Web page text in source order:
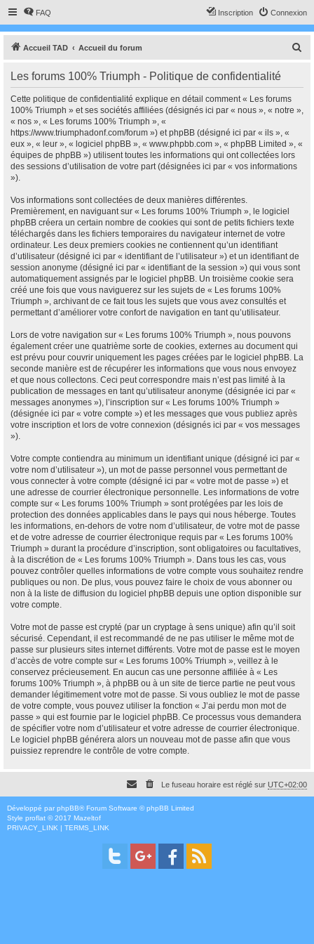
FAQ Connexion
Inscription
Accueil TAD Accueil du forum
e
Les forums 100% Triumph - Politique de confidentialité
Cette politique de confidentialité explique en détail comment « Les forums
100% Triumph » et ses sociétés affiliées (désignés ici par « nous », « notre »,
« nos », « Les forums 100% Triumph », «
https://www.triumphadonf.com/forum ») et phpBB (désigné ici par « ils », «
eux », « leur », « logiciel phpBB », « www.phpbb.com », « phpBB Limited », «
équipes de phpBB ») utilisent toutes les informations qui ont collectées lors
des sessions d’utilisation de votre part (désignées ici par « vos informations
»).
Vos informations sont collectées de deux manières différentes.
Premièrement, en naviguant sur « Les forums 100% Triumph », le logiciel
phpBB créera un certain nombre de cookies qui sont de petits fichiers texte
téléchargés dans les fichiers temporaires du navigateur internet de votre
ordinateur. Les deux premiers cookies ne contiennent qu’un identifiant
d’utilisateur (désigné ici par « identifiant de l’utilisateur ») et un identifiant de
session anonyme (désigné ici par « identifiant de la session ») qui vous sont
automatiquement assignés par le logiciel phpBB. Un troisième cookie sera
créé une fois que vous naviguerez sur les sujets de « Les forums 100%
Triumph », archivant de ce fait tous les sujets que vous avez consultés et
permettant d’améliorer votre confort de navigation en tant qu’utilisateur.
Lors de votre navigation sur « Les forums 100% Triumph », nous pouvons
également créer une quatrième sorte de cookies, externes au document qui
est prévu pour couvrir uniquement les pages créées par le logiciel phpBB. La
seconde manière est de récupérer les informations que vous nous envoyez
et que nous collectons. Ceci peut correspondre mais n’est pas limité à la
publication de messages en tant qu’utilisateur anonyme (désignée ici par «
messages anonymes »), l’inscription sur « Les forums 100% Triumph »
(désignée ici par « votre compte ») et les messages que vous publiez après
votre inscription et lors de votre connexion (désignés ici par « vos messages
»).
Votre compte contiendra au minimum un identifiant unique (désigné ici par «
votre nom d’utilisateur »), un mot de passe personnel vous permettant de
vous connecter à votre compte (désigné ici par « votre mot de passe ») et
une adresse de courrier électronique personnelle. Les informations de votre
compte sur « Les forums 100% Triumph » sont protégées par les lois de
protection des données applicables dans le pays qui nous héberge. Toutes
les informations, en-dehors de votre nom d’utilisateur, de votre mot de passe
et de votre adresse de courrier électronique requis par « Les forums 100%
Triumph » durant la procédure d’inscription, sont obligatoires ou facultatives,
à la discrétion de « Les forums 100% Triumph ». Dans tous les cas, vous
pouvez contrôler quelles informations de votre compte vous souhaitez rendre
publiques ou non. De plus, vous pouvez faire le choix de vous abonner ou
non à la liste de diffusion du logiciel phpBB depuis une option disponible sur
votre compte.
Votre mot de passe est crypté (par un cryptage à sens unique) afin qu’il soit
sécurisé. Cependant, il est recommandé de ne pas utiliser le même mot de
passe sur plusieurs sites internet différents. Votre mot de passe est le moyen
d’accès de votre compte sur « Les forums 100% Triumph », veillez à le
conservez précieusement. En aucun cas une personne affiliée à « Les
forums 100% Triumph », à phpBB ou à un site de tierce partie ne peut vous
demander légitimement votre mot de passe. Si vous oubliez le mot de passe
de votre compte, vous pouvez utiliser la fonction « J’ai perdu mon mot de
passe » qui est fournie par le logiciel phpBB. Ce processus vous demandera
de spécifier votre nom d’utilisateur et votre adresse de courrier électronique.
Le logiciel phpBB générera alors un nouveau mot de passe afin que vous
puissiez reprendre le contrôle de votre compte.
Le fuseau horaire est réglé sur UTC+02:00
Développé par phpBB® Forum Software © phpBB Limited
Style proflat © 2017 Mazeltof
PRIVACY_LINK | TERMS_LINK